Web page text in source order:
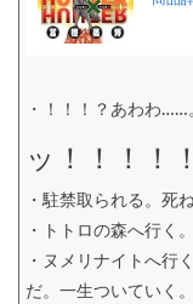
・！！！？あわわ……
ッ！！！！！
・駐禁取られる。死ね
・トトロの森へ行く
・ヌメリナイトへ行
だ。一生ついていく。